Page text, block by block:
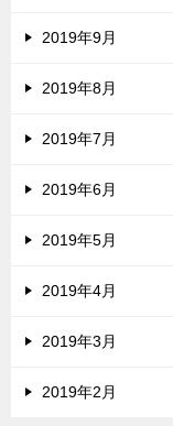
2019年9月
2019年8月
2019年7月
2019年6月
2019年5月
2019年4月
2019年3月
2019年2月